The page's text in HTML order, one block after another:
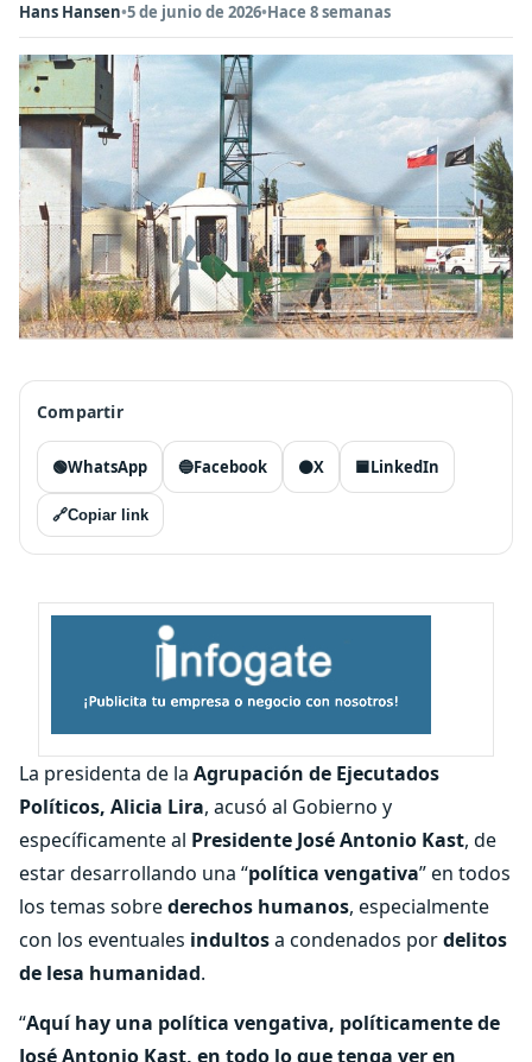
Hans Hansen•5 de junio de 2026•Hace 8 semanas
Compartir
🟢WhatsApp 🔵Facebook ⚫X 🟦LinkedIn
🔗Copiar link
La presidenta de la Agrupación de Ejecutados
Políticos, Alicia Lira, acusó al Gobierno y
específicamente al Presidente José Antonio Kast, de
estar desarrollando una “política vengativa” en todos
los temas sobrederechos humanos, especialmente
con los eventuales indultosa condenados pordelitos
de lesa humanidad.
“Aquí hay una política vengativa, políticamente de
José Antonio Kast, en todo lo que tenga ver en